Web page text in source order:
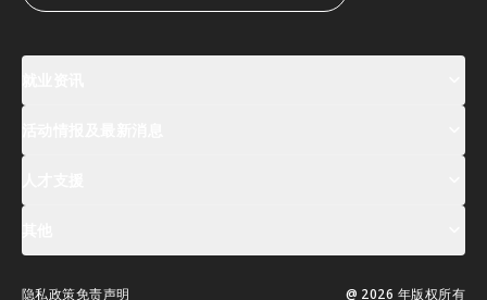
薪酬指数
全球人才高峰会周
联络我们
支援服务
隐私政策免责声明 @ 2026 年版权所有